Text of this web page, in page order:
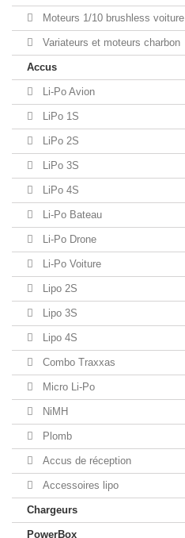
Moteurs 1/10 brushless voiture
Variateurs et moteurs charbon
Accus
Li-Po Avion
LiPo 1S
LiPo 2S
LiPo 3S
LiPo 4S
Li-Po Bateau
Li-Po Drone
Li-Po Voiture
Lipo 2S
Lipo 3S
Lipo 4S
Combo Traxxas
Micro Li-Po
NiMH
Plomb
Accus de réception
Accessoires lipo
Chargeurs
PowerBox